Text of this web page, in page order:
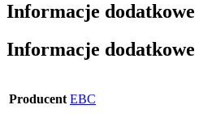
Informacje dodatkowe
Informacje dodatkowe
Producent EBC